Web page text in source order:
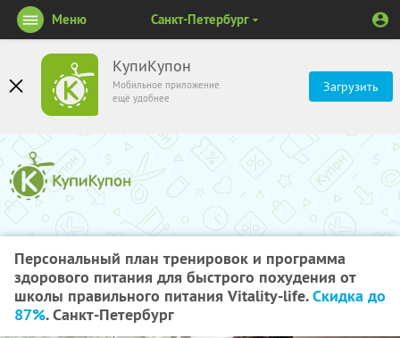
КупиКупон
Мобильное приложение
ещё удобнее
Загрузить
Меню Санкт-Петербург
Персональный план тренировок и программа
здорового питания для быстрого похудения от
школы правильного питания Vitality-life.Скидка до
87%. Санкт-Петербург